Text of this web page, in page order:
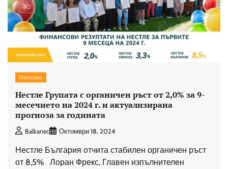
Полезно
Нестле Групата с органичен ръст от 2,0% за 9-
месечието на 2024 г. и актуализирана
прогноза за годината
Balkanec Октомври 18, 2024
Нестле България отчита стабилен органичен ръст
от 8,5% Лоран Фрекс, Главен изпълнителен